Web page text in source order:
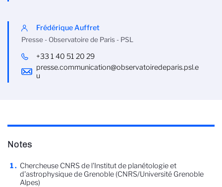
Frédérique Auffret
Presse - Observatoire de Paris - PSL
+33 1 40 51 20 29
presse.communication@observatoiredeparis.psl.e
u
Notes
Chercheuse CNRS de l'Institut de planétologie et
d'astrophysique de Grenoble (CNRS/Université Grenoble
Alpes)